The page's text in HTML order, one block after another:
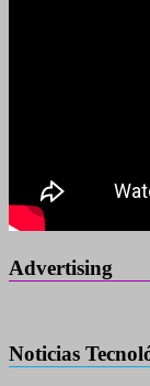
Advertising
Noticias